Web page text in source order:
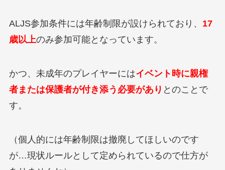
ALJS参加条件には年齢制限が設けられており、 17
歳以上のみ参加可能となっています。
かつ、未成年のプレイヤーにはイベント時に親権
者または保護者が付き添う必要があり とのことで
す。
（個人的には年齢制限は撤廃してほしいのです
が…現状ルールとして定められているので仕方が